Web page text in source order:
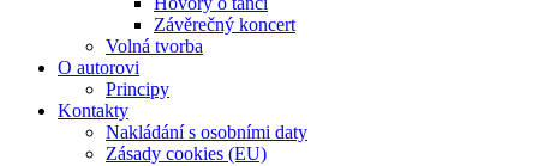
Závěrečný koncert
Volná tvorba
O autorovi
Principy
Kontakty
Nakládání s osobními daty
Zásady cookies (EU)